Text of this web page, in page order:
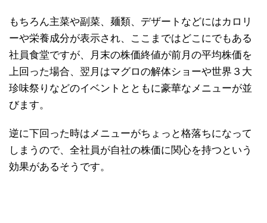
もちろん主菜や副菜、麺類、デザートなどにはカロリ
ーや栄養成分が表示され、ここまではどこにでもある
社員食堂ですが、月末の株価終値が前月の平均株価を
上回った場合、翌月はマグロの解体ショーや世界３大
珍味祭りなどのイベントとともに豪華なメニューが並
びます。
逆に下回った時はメニューがちょっと格落ちになって
しまうので、全社員が自社の株価に関心を持つという
効果があるそうです。